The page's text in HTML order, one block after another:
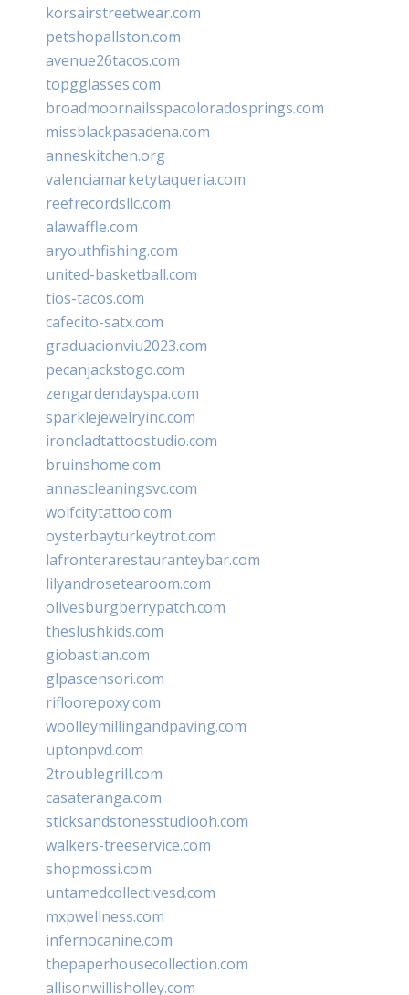
korsairstreetwear.com
petshopallston.com
avenue26tacos.com
topgglasses.com
broadmoornailsspacoloradosprings.com
missblackpasadena.com
anneskitchen.org
valenciamarketytaqueria.com
reefrecordsllc.com
alawaffle.com
aryouthfishing.com
united-basketball.com
tios-tacos.com
cafecito-satx.com
graduacionviu2023.com
pecanjackstogo.com
zengardendayspa.com
sparklejewelryinc.com
ironcladtattoostudio.com
bruinshome.com
annascleaningsvc.com
wolfcitytattoo.com
oysterbayturkeytrot.com
lafronterarestauranteybar.com
lilyandrosetearoom.com
olivesburgberrypatch.com
theslushkids.com
giobastian.com
glpascensori.com
rifloorepoxy.com
woolleymillingandpaving.com
uptonpvd.com
2troublegrill.com
casateranga.com
sticksandstonesstudiooh.com
walkers-treeservice.com
shopmossi.com
untamedcollectivesd.com
mxpwellness.com
infernocanine.com
thepaperhousecollection.com
allisonwillisholley.com